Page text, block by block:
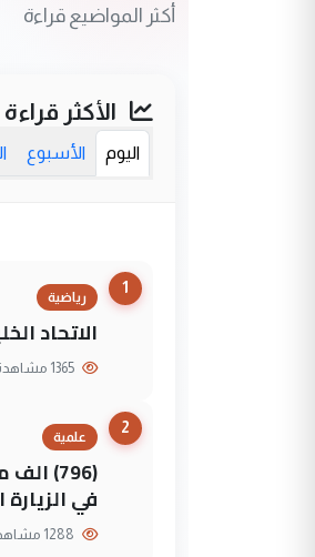
أكثر المواضيع قراءة
الأكثر قراءة
اليوم الأسبوع
1
رياضية
الاتحاد
2
علمية
(796)
في الزيارة